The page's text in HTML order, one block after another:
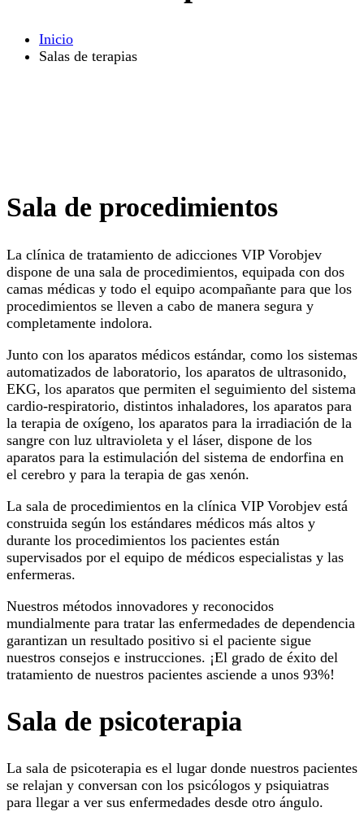
Inicio
Salas de terapias
Sala de procedimientos
La clínica de tratamiento de adicciones VIP Vorobjev
dispone de una sala de procedimientos, equipada con dos
camas médicas y todo el equipo acompañante para que los
procedimientos se lleven a cabo de manera segura y
completamente indolora.
Junto con los aparatos médicos estándar, como los sistemas
automatizados de laboratorio, los aparatos de ultrasonido,
EKG, los aparatos que permiten el seguimiento del sistema
cardio-respiratorio, distintos inhaladores, los aparatos para
la terapia de oxígeno, los aparatos para la irradiación de la
sangre con luz ultravioleta y el láser, dispone de los
aparatos para la estimulación del sistema de endorfina en
el cerebro y para la terapia de gas xenón.
La sala de procedimientos en la clínica VIP Vorobjev está
construida según los estándares médicos más altos y
durante los procedimientos los pacientes están
supervisados por el equipo de médicos especialistas y las
enfermeras.
Nuestros métodos innovadores y reconocidos
mundialmente para tratar las enfermedades de dependencia
garantizan un resultado positivo si el paciente sigue
nuestros consejos e instrucciones. ¡El grado de éxito del
tratamiento de nuestros pacientes asciende a unos 93%!
Sala de psicoterapia
La sala de psicoterapia es el lugar donde nuestros pacientes
se relajan y conversan con los psicólogos y psiquiatras
para llegar a ver sus enfermedades desde otro ángulo.